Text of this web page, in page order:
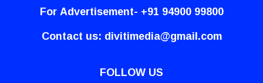
For Advertisement- +91 94900 99800
Contact us: divitimedia@gmail.com
FOLLOW US